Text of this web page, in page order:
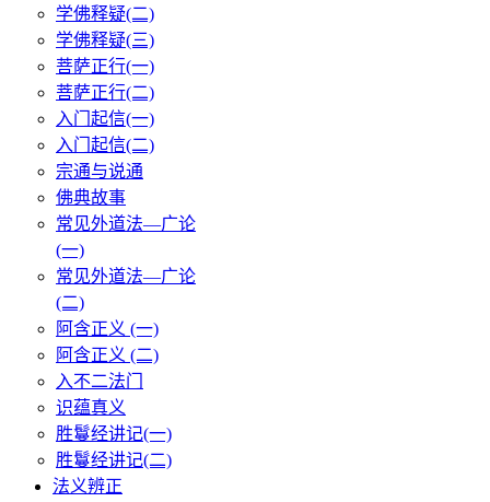
学佛释疑(二)
学佛释疑(三)
菩萨正行(一)
菩萨正行(二)
入门起信(一)
入门起信(二)
宗通与说通
佛典故事
常见外道法—广论
(一)
常见外道法—广论
(二)
阿含正义 (一)
阿含正义 (二)
入不二法门
识蕴真义
胜鬘经讲记(一)
胜鬘经讲记(二)
法义辨正